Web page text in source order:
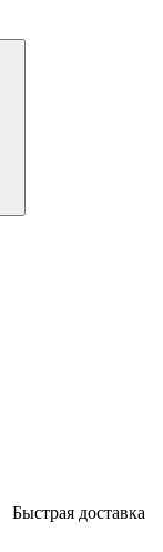
Быстрая доставка